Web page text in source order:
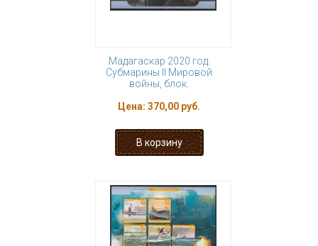
Мадагаскар 2020 год.
Субмарины II Мировой
войны, блок.
Цена: 370,00 руб.